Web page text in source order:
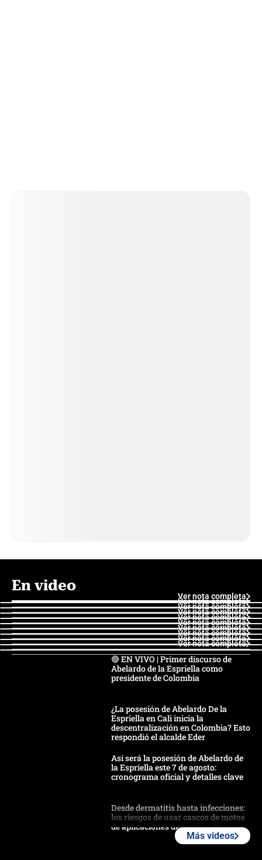
En video
Ver nota completa
Ver nota completa
Ver nota completa
Ver nota completa
Ver nota completa
Ver nota completa
Ver nota completa
Ver nota completa
Ver nota completa
Ver nota completa
🔴 EN VIVO | Primer discurso de
Abelardo de la Espriella como
presidente de Colombia
¿La posesión de Abelardo De la
Espriella en Cali inicia la
descentralización en Colombia? Esto
respondió el alcalde Eder
Así será la posesión de Abelardo de
la Espriella este 7 de agosto:
cronograma oficial y detalles clave
Desde dermatitis hasta infecciones:
los riesgos de usar cascos de motos
de aplicaciones de transporte
Más videos